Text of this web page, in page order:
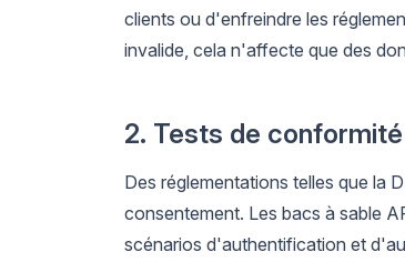
clients ou d'enfreindre les
invalide, cela n'affecte que des
2. Tests de
Des réglementations telles que la
consentement. Les bacs à sable
scénarios d'authentification et